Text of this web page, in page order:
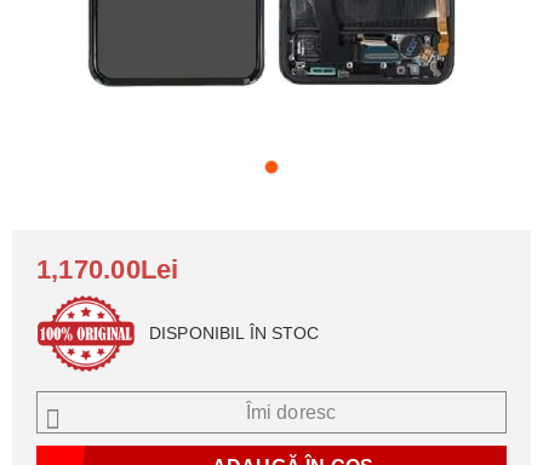
1,170.00Lei
DISPONIBIL ÎN STOC
Îmi doresc